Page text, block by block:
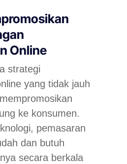
Online
strategi
yang tidak jauh
ke konsumen.
pemasaran
dan butuh
secara berkala